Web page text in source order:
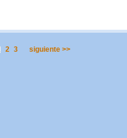
2 3 siguiente >>